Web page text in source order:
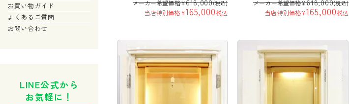
お買い物ガイド
よくあるご質問
お問い合わせ
LINE公式から
お気軽に！
メーカー希望価格¥618,000(税込)
当店特別価格¥165,000税込
メーカー希望価格¥618,000(税込)
当店特別価格¥165,000税込